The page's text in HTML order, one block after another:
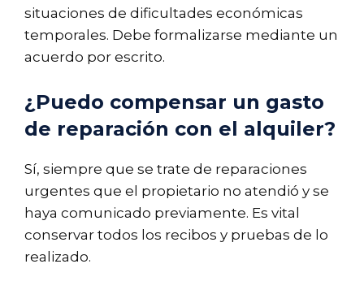
situaciones de dificultades económicas
temporales. Debe formalizarse mediante un
acuerdo por escrito.
¿Puedo compensar un gasto
de reparación con el alquiler?
Sí, siempre que se trate de reparaciones
urgentes que el propietario no atendió y se
haya comunicado previamente. Es vital
conservar todos los recibos y pruebas de lo
realizado.